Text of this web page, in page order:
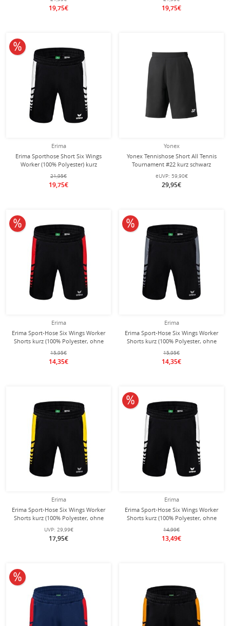
19,75€ 19,75€
Erima
Erima Sporthose Short Six Wings
Worker (100% Polyester) kurz
schwarz/weiss Herren
21,95€
19,75€
10% reduziert
Yonex
Yonex Tennishose Short All Tennis
Tournament #22 kurz schwarz
Herren
eUVP: 59,90€
29,95€
Erima
Erima Sport-Hose Six Wings Worker
Shorts kurz (100% Polyester, ohne
Innenslip, bequem) schwarz/rot
Jungen
15,95€
14,35€
10% reduziert
Erima
Erima Sport-Hose Six Wings Worker
Shorts kurz (100% Polyester, ohne
Innenslip, bequem) schwarz/grau
Jungen
15,95€
14,35€
10% reduziert
Erima
Erima Sport-Hose Six Wings Worker
Shorts kurz (100% Polyester, ohne
Innenslip, bequem) schwarz/gelb
Jungen
UVP: 29,99€
17,95€
Erima
Erima Sport-Hose Six Wings Worker
Shorts kurz (100% Polyester, ohne
Innenslip, bequem) schwarz/weiss
Jungen
14,99€
13,49€
10% reduziert
10% reduziert